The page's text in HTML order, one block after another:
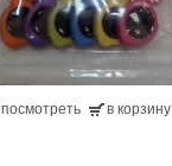
посмотреть в корзину